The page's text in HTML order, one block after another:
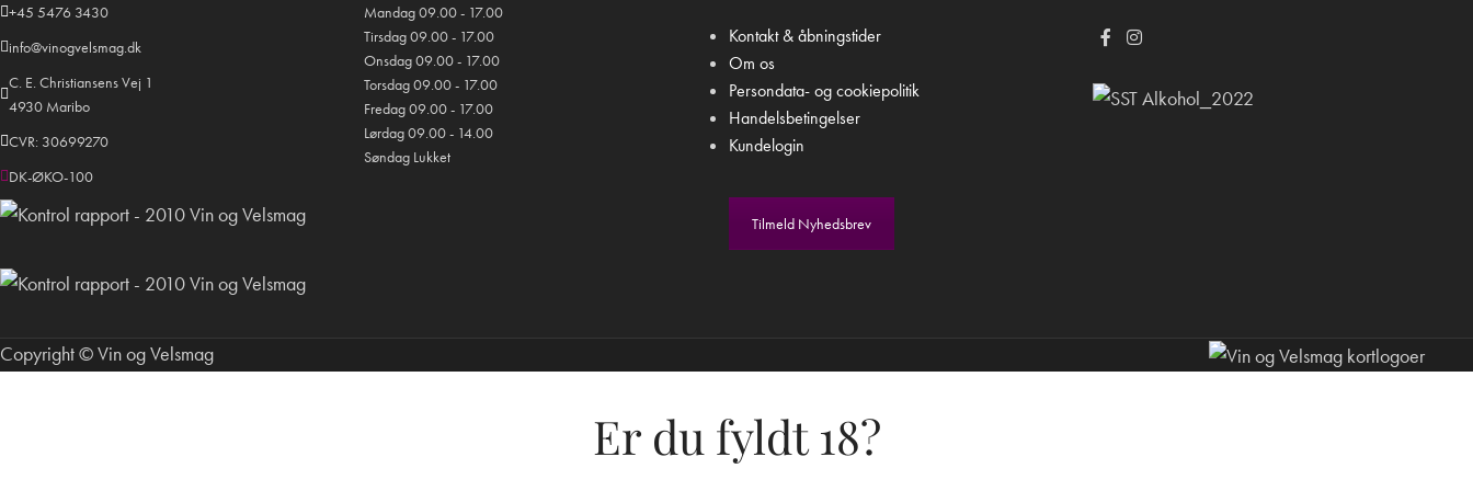
+45 5476 3430
info@vinogvelsmag.dk
C. E. Christiansens Vej 1
4930 Maribo
CVR: 30699270
DK-ØKO-100
Mandag 09.00 - 17.00
Tirsdag 09.00 - 17.00
Onsdag 09.00 - 17.00
Torsdag 09.00 - 17.00
Fredag 09.00 - 17.00
Lørdag 09.00 - 14.00
Søndag Lukket
Kontakt & åbningstider
Om os
Persondata- og cookiepolitik
Handelsbetingelser
Kundelogin
Tilmeld Nyhedsbrev
Copyright © Vin og Velsmag
Er du fyldt 18?